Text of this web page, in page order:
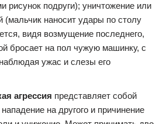
рисунок подруги); уничтожение или
(мальчик наносит удары по столу
видя возмущение последнего,
бросает на пол чужую машинку, с
ужас и слезы его
агрессия представляет собой
на другого и причинение